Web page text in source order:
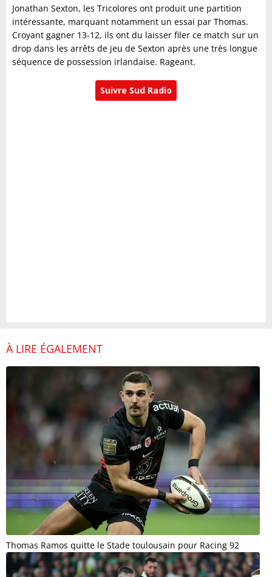
Jonathan Sexton, les Tricolores ont produit une partition
intéressante, marquant notamment un essai par Thomas.
Croyant gagner 13-12, ils ont du laisser filer ce match sur un
drop dans les arrêts de jeu de Sexton après une très longue
séquence de possession irlandaise. Rageant.
Suivre Sud Radio
À LIRE ÉGALEMENT
Thomas Ramos quitte le Stade toulousain pour Racing 92